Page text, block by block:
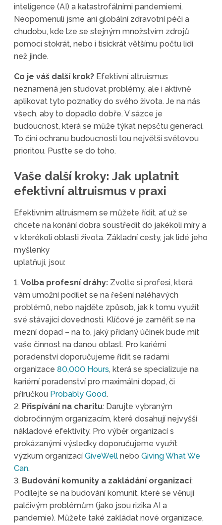
inteligence (AI) a katastrofálními pandemiemi.
Neopomenuli jsme ani globální zdravotní péči a
chudobu, kde lze se stejným množstvím zdrojů
pomoci stokrát, nebo i tisíckrát většímu počtu lidí
než jinde.
Co je váš další krok? Efektivní altruismus
neznamená jen studovat problémy, ale i aktivně
aplikovat tyto poznatky do svého života. Je na nás
všech, aby to dopadlo dobře. V sázce je
budoucnost, která se může týkat nepsčtu generací.
To činí ochranu budoucnosti tou největší světovou
prioritou. Pusťte se do toho.
Vaše další kroky: Jak uplatnit
efektivní altruismus v praxi
Efektivním altruismem se můžete řídit, ať už se
chcete na konání dobra soustředit do jakékoli míry a
v kterékoli oblasti života. Základní cesty, jak lidé jeho
myšlenky
uplatňují, jsou:
1. Volba profesní dráhy: Zvolte si profesi, která
vám umožní podílet se na řešení naléhavých
problémů, nebo najděte způsob, jak k tomu využít
své stávající dovednosti. Klíčové je zaměřit se na
mezní dopad – na to, jaký přidaný účinek bude mít
vaše činnost na danou oblast. Pro kariérní
poradenství doporučujeme řídit se radami
organizace 80,000 Hours, která se specializuje na
kariérní poradenství pro maximální dopad, či
příručkou Probably Good.
2. Přispívání na charitu: Darujte vybraným
dobročinným organizacím, které dosahují nejvyšší
nákladové efektivity. Pro výběr organizací s
prokázanými výsledky doporučujeme využít
výzkum organizací GiveWell nebo Giving What We
Can.
3. Budování komunity a zakládání organizací:
Podílejte se na budování komunit, které se věnují
palčivým problémům (jako jsou rizika AI a
pandemie). Můžete také zakládat nové organizace,